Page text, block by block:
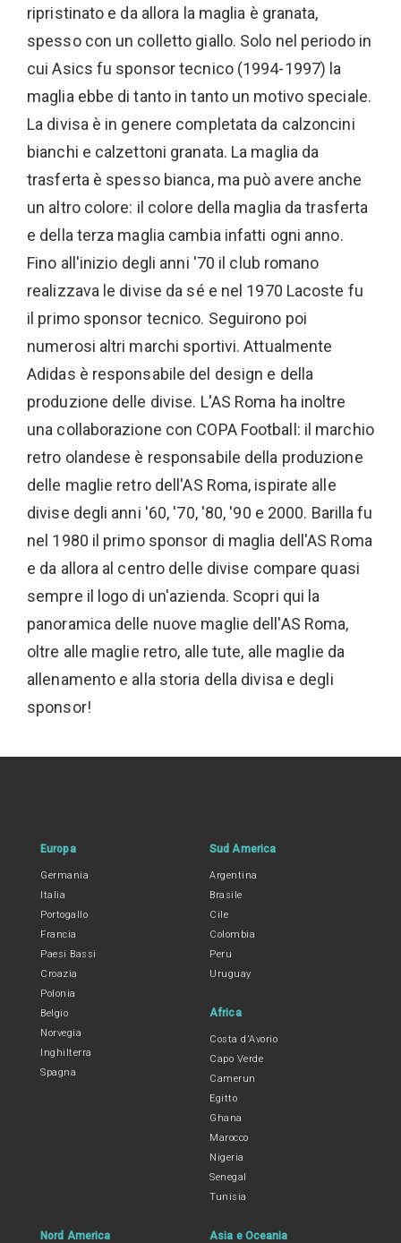
ripristinato e da allora la maglia è granata,
spesso con un colletto giallo. Solo nel periodo in
cui Asics fu sponsor tecnico (1994-1997) la
maglia ebbe di tanto in tanto un motivo speciale.
La divisa è in genere completata da calzoncini
bianchi e calzettoni granata. La maglia da
trasferta è spesso bianca, ma può avere anche
un altro colore: il colore della maglia da trasferta
e della terza maglia cambia infatti ogni anno.
Fino all'inizio degli anni '70 il club romano
realizzava le divise da sé e nel 1970 Lacoste fu
il primo sponsor tecnico. Seguirono poi
numerosi altri marchi sportivi. Attualmente
Adidas è responsabile del design e della
produzione delle divise. L'AS Roma ha inoltre
una collaborazione con COPA Football: il marchio
retro olandese è responsabile della produzione
delle maglie retro dell'AS Roma, ispirate alle
divise degli anni '60, '70, '80, '90 e 2000. Barilla fu
nel 1980 il primo sponsor di maglia dell'AS Roma
e da allora al centro delle divise compare quasi
sempre il logo di un'azienda. Scopri qui la
panoramica delle nuove maglie dell'AS Roma,
oltre alle maglie retro, alle tute, alle maglie da
allenamento e alla storia della divisa e degli
sponsor!
Europa
Germania
Italia
Portogallo
Francia
Paesi Bassi
Croazia
Polonia
Belgio
Norvegia
Inghilterra
Spagna
Sud America
Argentina
Brasile
Cile
Colombia
Peru
Uruguay
Africa
Costa d'Avorio
Capo Verde
Camerun
Egitto
Ghana
Marocco
Nigeria
Senegal
Tunisia
Nord America Asia e Oceania